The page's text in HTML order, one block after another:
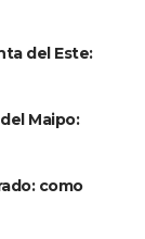
del Este:
Maipo:
como